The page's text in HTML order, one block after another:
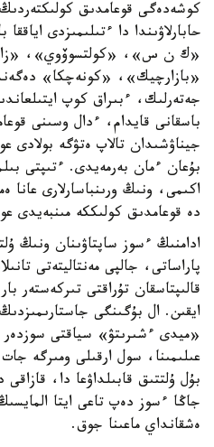
كوشەدەگى قوعامدىق كولىكتەردىڭ
حابارلاۋىندا دا ءتىلىمىزدى
«ك ن س»، «كولتسوۆوي»،
«بازارچيك»، «كونەچكا»
جەتەرلىك، ءبىراق كوپ
باسقانى قايدام، ءدال وسىنى
جيناۋشىدان تالاپ ەتۋگە بولادى
بۇعان ءمان بەرمەيدى. ءتىپتى
اكىمى، ونىڭ ورىنباسارلارى عانا
دە قوعامدىق كولىككە مىنبەيدى
ادامنىڭ ءسوز ساپتاۋىنان ونىڭ
پاراساتى، جالپى مەنتاليتەتى
قالىپتاسقان تۇراقتى تىركەستەر
ايقىن. ال بۇگىنگى
«ميدى ءشىرىتۋ» سياقتى سوزدەر
عىلىمىنا، سول ارقىلى ومىرگە
بۇل ۇلتتىق قابىلداۋعا دا، قازاقى
جاڭا ءسوز دەپ تاعى ايتا
ەشقانداي ماعىنا جوق.